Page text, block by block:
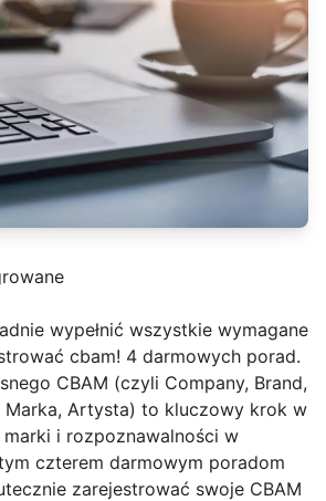
wypełnić wszystkie wymagane
cbam! 4 darmowych porad.
CBAM (czyli Company, Brand,
Marka, Artysta) to kluczowy krok w
i rozpoznawalności w
czterem darmowym poradom
zarejestrować swoje CBAM